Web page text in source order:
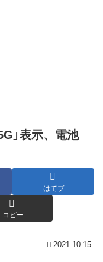
」表示、電池
はてブ
コピー
2021.10.15